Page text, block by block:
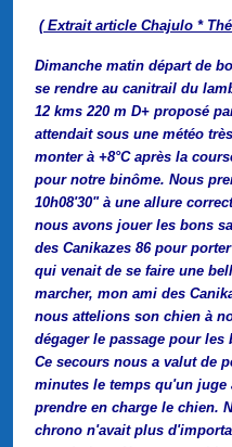
( Extrait article Chajulo *
Dimanche matin départ de
se rendre au canitrail du
12 kms 220 m D+ proposé
attendait sous une météo
monter à +8°C après la
pour notre binôme. Nous
10h08'30" à une allure
nous avons jouer les bons
des Canikazes 86 pour
qui venait de se faire une
marcher, mon ami des
nous attelions son chien à
dégager le passage pour
Ce secours nous a valut de
minutes le temps qu'un
prendre en charge le chien.
chrono n'avait plus